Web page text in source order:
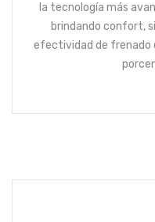
la tecnología más
brindando confort,
efectividad de frenado